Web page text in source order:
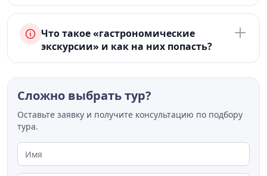
Что такое «гастрономические
экскурсии» и как на них попасть?
Сложно выбрать тур?
Оставьте заявку и получите консультацию по подбору
тура.